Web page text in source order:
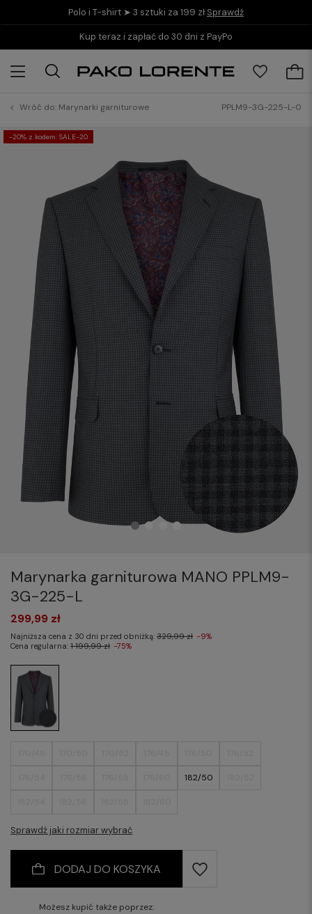
Polo i T-shirt ➤ 3 sztuki za 199 zł Sprawdź
Kup teraz i zapłać do 30 dni z PayPo
Wróć do: Marynarki garniturowe PPLM9-3G-225-L-0
-20% z kodem: SALE-20
Marynarka garniturowa MANO PPLM9-
3G-225-L
182/50
Sprawdź jaki rozmiar wybrać
299,99 zł
Najniższa cena z 30 dni przed obniżką: 329,99 zł -9%
Cena regularna: 1 199,99 zł -75%
DODAJ DO KOSZYKA
Możesz kupić także poprzez: